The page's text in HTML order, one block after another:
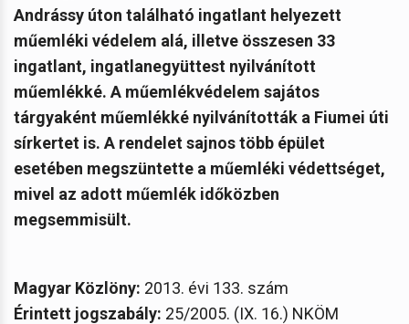
Andrássy úton található ingatlant helyezett
műemléki védelem alá, illetve összesen 33
ingatlant, ingatlanegyüttest nyilvánított
műemlékké. A műemlékvédelem sajátos
tárgyaként műemlékké nyilvánították a Fiumei úti
sírkertet is. A rendelet sajnos több épület
esetében megszüntette a műemléki védettséget,
mivel az adott műemlék időközben
megsemmisült.
Magyar Közlöny: 2013. évi 133. szám
Érintett jogszabály: 25/2005. (IX. 16.) NKÖM